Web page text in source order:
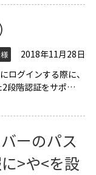
2018年11月28日
ログインする際に、
2段階認証をサポ…
ーのパス
>や<を設